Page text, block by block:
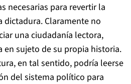
necesarias para revertir la
Claramente no
una ciudadanía lectora,
en sujeto de su propia historia.
en tal sentido, podría leerse
del sistema político para